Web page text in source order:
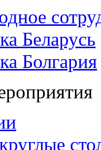
Беларусь
Болгария